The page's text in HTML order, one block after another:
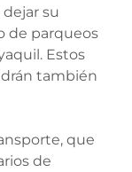
su
de parqueos
Estos
también
que
de